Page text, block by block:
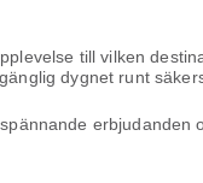
till vilken
dygnet runt
erbjudanden